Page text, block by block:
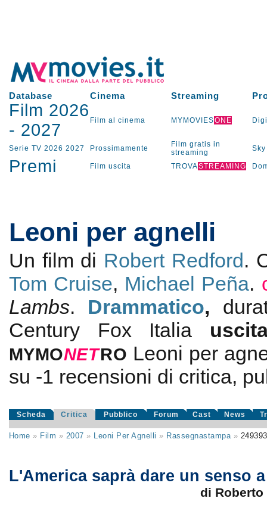
Database Cinema Streaming
Film 2026
- 2027 Film al cinema MYMOVIESONE
Serie TV 2026 2027 Prossimamente
Film gratis in
streaming
Sky
Premi Film uscita TROVASTREAMING
Leoni per agnelli
Un film di Robert Redford.
Tom Cruise, Michael Peña.
Lambs. Drammatico,
Century Fox Italia
MYMONETRO Leoni per
su -1 recensioni di critica,
Scheda Critica Pubblico Forum Cast News
Home » Film » 2007 » Leoni Per Agnelli » Rassegnastampa» 249393
L'America saprà dare un senso
di